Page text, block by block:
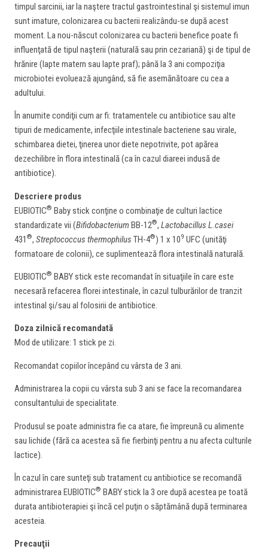
timpul sarcinii, iar la naştere tractul gastrointestinal şi sistemul imun
sunt imature, colonizarea cu bacterii realizându-se după acest
moment. La nou-născut colonizarea cu bacterii benefice poate fi
influenţată de tipul naşterii (naturală sau prin cezariană) şi de tipul de
hrănire (lapte matern sau lapte praf); până la 3 ani compoziţia
microbiotei evoluează ajungând, să fie asemănătoare cu cea a
adultului.
În anumite condiţii cum ar fi: tratamentele cu antibiotice sau alte
tipuri de medicamente, infecţiile intestinale bacteriene sau virale,
schimbarea dietei, ţinerea unor diete nepotrivite, pot apărea
dezechilibre în flora intestinală (ca în cazul diareei indusă de
antibiotice).
Descriere produs
EUBIOTIC® Baby stick conţine o combinaţie de culturi lactice
standardizate vii (Bifidobacterium BB-12®, Lactobacillus L.casei
431 ®, Streptococcus thermophilus TH-4®) 1 x 109 UFC (unităţi
formatoare de colonii), ce suplimentează flora intestinală naturală.
EUBIOTIC® BABY stick este recomandat în situaţiile în care este
necesară refacerea florei intestinale, în cazul tulburărilor de tranzit
intestinal şi/sau al folosirii de antibiotice.
Doza zilnică recomandată
Mod de utilizare: 1 stick pe zi.
Recomandat copiilor începând cu vârsta de 3 ani.
Administrarea la copii cu vârsta sub 3 ani se face la recomandarea
consultantului de specialitate.
Produsul se poate administra fie ca atare, fie împreună cu alimente
sau lichide (fără ca acestea să fie fierbinţi pentru a nu afecta culturile
lactice).
În cazul în care sunteţi sub tratament cu antibiotice se recomandă
administrarea EUBIOTIC® BABY stick la 3 ore după acestea pe toată
durata antibioterapiei şi încă cel puţin o săptămână după terminarea
acesteia.
Precauţii